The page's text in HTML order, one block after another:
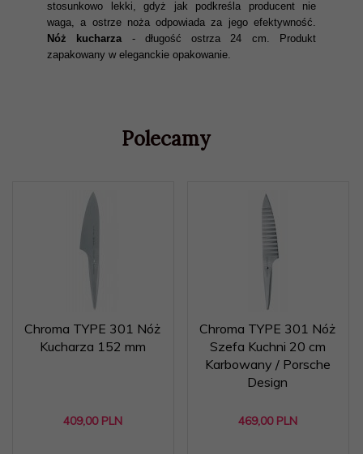
stosunkowo lekki, gdyż jak podkreśla producent nie
waga, a ostrze noża odpowiada za jego efektywność.
Nóż kucharza- długość ostrza 24 cm. Produkt
zapakowany w eleganckie opakowanie.
Polecamy
Chroma TYPE 301 Nóż
Kucharza 152 mm
409,00 PLN
Chroma TYPE 301 Nóż
Szefa Kuchni 20 cm
Karbowany / Porsche
Design
469,00 PLN